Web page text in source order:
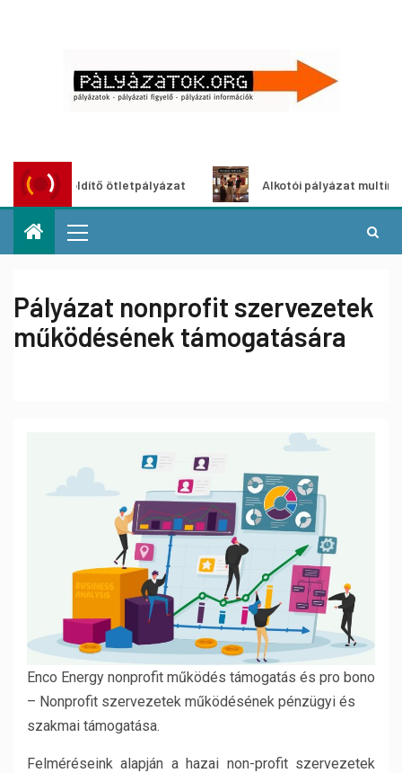
ötletpályázat Alkotói pályázat multimédia-
Pályázat nonprofit szervezetek
működésének támogatására
Enco Energy nonprofit működés támogatás és pro bono
– Nonprofit szervezetek működésének pénzügyi és
szakmai támogatása.
Felméréseink alapján a hazai non-profit szervezetek